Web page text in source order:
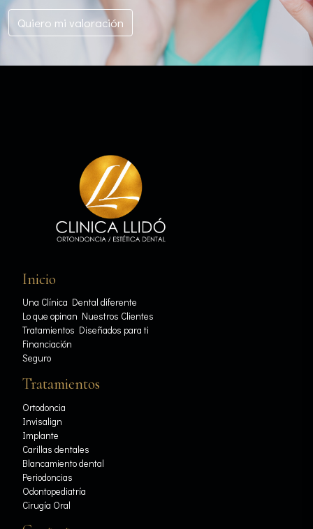
Quiero mi valoración
Inicio
Una Clínica Dental diferente
Lo que opinan Nuestros Clientes
Tratamientos Diseñados para ti
Financiación
Seguro
Tratamientos
Ortodoncia
Invisalign
Implante
Carillas dentales
Blancamiento dental
Periodoncias
Odontopediatría
Cirugía Oral